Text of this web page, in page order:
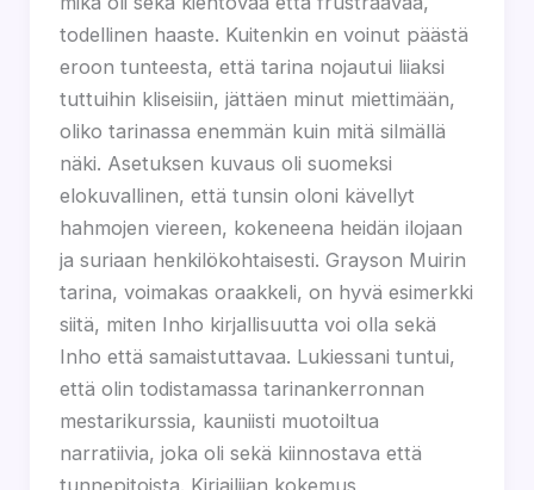
todellinen haaste. Kuitenkin en voinut päästä
eroon tunteesta, että tarina nojautui liiaksi
tuttuihin kliseisiin, jättäen minut miettimään,
oliko tarinassa enemmän kuin mitä silmällä
näki. Asetuksen kuvaus oli suomeksi
elokuvallinen, että tunsin oloni kävellyt
hahmojen viereen, kokeneena heidän ilojaan
ja suriaan henkilökohtaisesti. Grayson Muirin
tarina, voimakas oraakkeli, on hyvä esimerkki
siitä, miten Inho kirjallisuutta voi olla sekä
Inho että samaistuttavaa. Lukiessani tuntui,
että olin todistamassa tarinankerronnan
mestarikurssia, kauniisti muotoiltua
narratiivia, joka oli sekä kiinnostava että
tunnepitoista. Kirjailijan kokemus